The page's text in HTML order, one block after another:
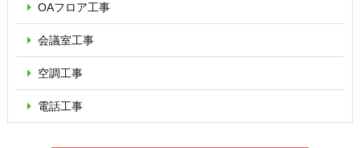
OAフロア工事
会議室工事
空調工事
電話工事